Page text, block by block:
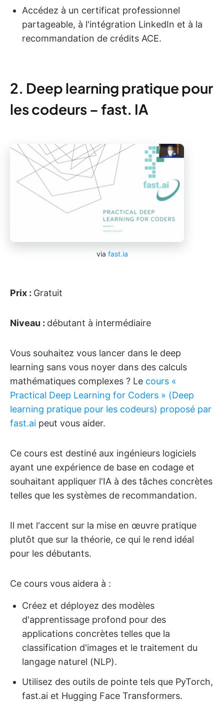
Accédez à un certificat professionnel
partageable, à l'intégration LinkedIn et à la
recommandation de crédits ACE.
2. Deep learning pratique pour
les codeurs – fast. IA
via fast.ia
Prix : Gratuit
Niveau : débutant à intermédiaire
Vous souhaitez vous lancer dans le deep
learning sans vous noyer dans des calculs
mathématiques complexes ? Le cours «
Practical Deep Learning for Coders » (Deep
learning pratique pour les codeurs) proposé par
fast.ai peut vous aider.
Ce cours est destiné aux ingénieurs logiciels
ayant une expérience de base en codage et
souhaitant appliquer l'IA à des tâches concrètes
telles que les systèmes de recommandation.
Il met l'accent sur la mise en œuvre pratique
plutôt que sur la théorie, ce qui le rend idéal
pour les débutants.
Ce cours vous aidera à :
Créez et déployez des modèles
d'apprentissage profond pour des
applications concrètes telles que la
classification d'images et le traitement du
langage naturel (NLP).
Utilisez des outils de pointe tels que PyTorch,
fast.ai et Hugging Face Transformers.